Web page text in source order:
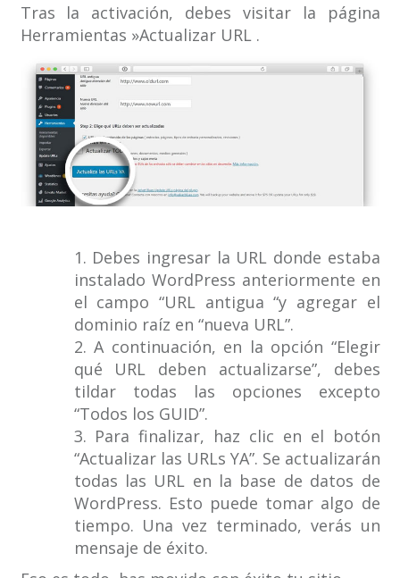
Tras la activación, debes visitar la página
Herramientas »Actualizar URL .
1. Debes ingresar la URL donde estaba
instalado WordPress anteriormente en
el campo “URL antigua “y agregar el
dominio raíz en “nueva URL”.
2. A continuación, en la opción “Elegir
qué URL deben actualizarse”, debes
tildar todas las opciones excepto
“Todos los GUID”.
3. Para finalizar, haz clic en el botón
“Actualizar las URLs YA”. Se actualizarán
todas las URL en la base de datos de
WordPress. Esto puede tomar algo de
tiempo. Una vez terminado, verás un
mensaje de éxito.